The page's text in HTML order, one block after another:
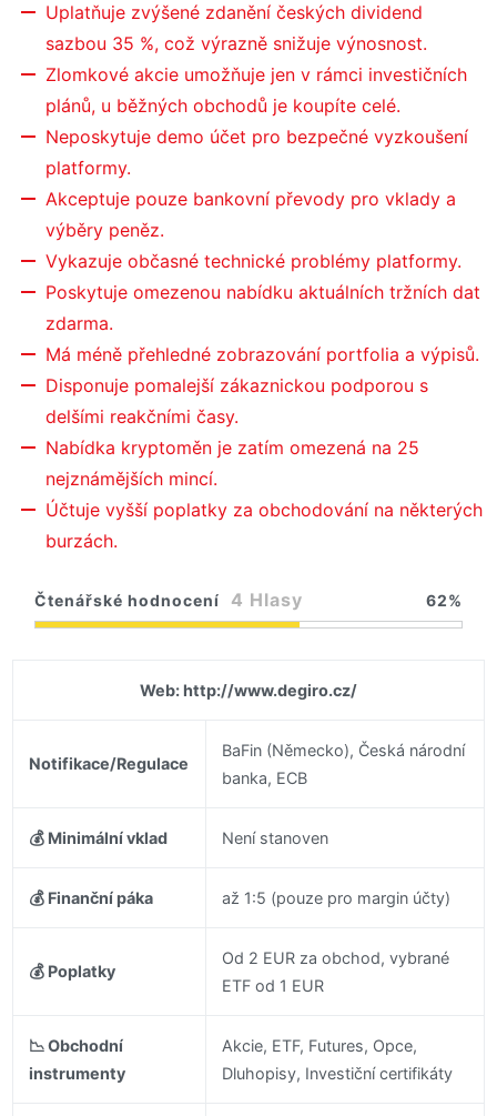
Uplatňuje zvýšené zdanění českých dividend
sazbou 35 %, což výrazně snižuje výnosnost.
Zlomkové akcie umožňuje jen v rámci investičních
plánů, u běžných obchodů je koupíte celé.
Neposkytuje demo účet pro bezpečné vyzkoušení
platformy.
Akceptuje pouze bankovní převody pro vklady a
výběry peněz.
Vykazuje občasné technické problémy platformy.
Poskytuje omezenou nabídku aktuálních tržních dat
zdarma.
Má méně přehledné zobrazování portfolia a výpisů.
Disponuje pomalejší zákaznickou podporou s
delšími reakčními časy.
Nabídka kryptoměn je zatím omezená na 25
nejznámějších mincí.
Účtuje vyšší poplatky za obchodování na některých
burzách.
Čtenářské hodnocení 4 Hlasy 62
Web: http://www.degiro.cz/
Notifikace/Regulace
BaFin (Německo), Česká národní
banka, ECB
💰 Minimální vklad Není stanoven
💰 Finanční páka až 1:5 (pouze pro margin účty)
💰 Poplatky
Od 2 EUR za obchod, vybrané
ETF od 1 EUR
📉 Obchodní
instrumenty
Akcie, ETF, Futures, Opce,
Dluhopisy, Investiční certifikáty